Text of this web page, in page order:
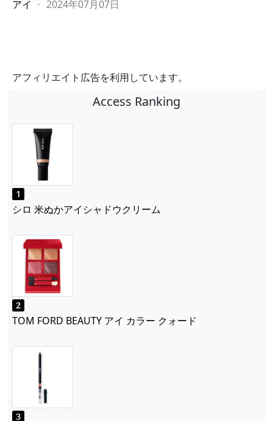
アイ 2024年07月07日
アフィリエイト広告を利用しています。
Access Ranking
シロ 米ぬかアイシャドウクリーム
TOM FORD BEAUTY アイ カラー クォード